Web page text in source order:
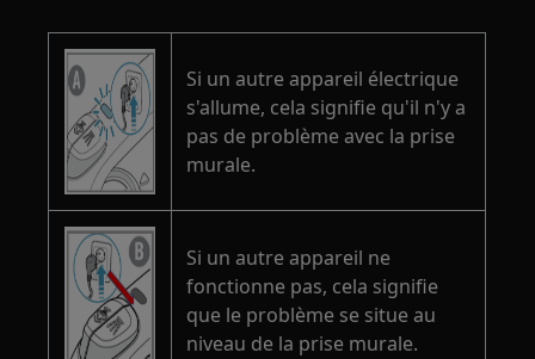
Si un autre appareil électrique
s'allume, cela signifie qu'il n'y a
pas de problème avec la prise
murale.
Si un autre appareil ne
fonctionne pas, cela signifie
que le problème se situe au
niveau de la prise murale.